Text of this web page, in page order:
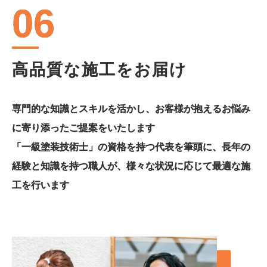
06
高品質な施工をお届け
専門的な知識とスキルを活かし、お客様が抱えるお悩み
に寄り添ったご提案をいたします
「一級塗装技術士」の資格を持つ代表を筆頭に、長年の
経験と知識を持つ職人が、様々な状況に応じて最適な施
工を行います